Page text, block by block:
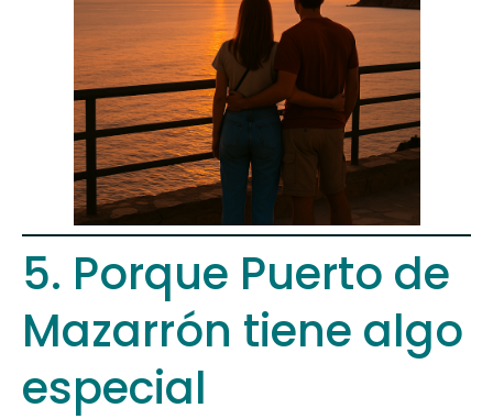
5. Porque Puerto de
Mazarrón tiene algo
especial